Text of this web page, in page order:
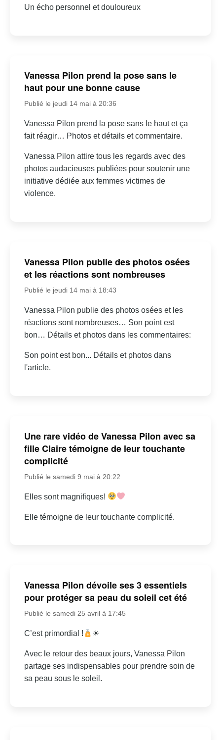
Un écho personnel et douloureux
Vanessa Pilon prend la pose sans le
haut pour une bonne cause
Publié le jeudi 14 mai à 20:36
Vanessa Pilon prend la pose sans le haut et ça
fait réagir… Photos et détails et commentaire.
Vanessa Pilon attire tous les regards avec des
photos audacieuses publiées pour soutenir une
initiative dédiée aux femmes victimes de
violence.
Vanessa Pilon publie des photos osées
et les réactions sont nombreuses
Publié le jeudi 14 mai à 18:43
Vanessa Pilon publie des photos osées et les
réactions sont nombreuses… Son point est
bon… Détails et photos dans les commentaires:
Son point est bon... Détails et photos dans
l'article.
Une rare vidéo de Vanessa Pilon avec sa
fille Claire témoigne de leur touchante
complicité
Publié le samedi 9 mai à 20:22
Elles sont magnifiques!
Elle témoigne de leur touchante complicité.
Vanessa Pilon dévoile ses 3 essentiels
pour protéger sa peau du soleil cet été
Publié le samedi 25 avril à 17:45
C’est primordial ! ☀
Avec le retour des beaux jours, Vanessa Pilon
partage ses indispensables pour prendre soin de
sa peau sous le soleil.